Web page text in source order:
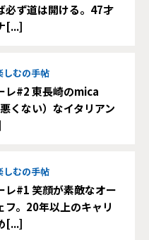
必ず道は開ける。47才
[...]
しむの手帖
レ#2 東長崎のmica
くない）なイタリアン
しむの手帖
レ#1 笑顔が素敵なオー
フ。20年以上のキャリ
[...]